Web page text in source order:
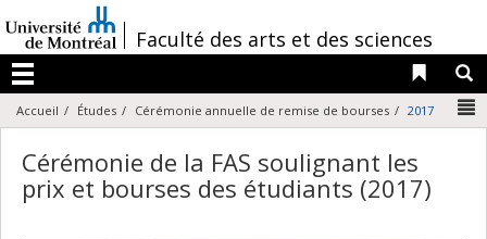
au
contenu
/Faculté des arts et des sciences
Menu
Liens
Accueil Études Cérémonie annuelle de remise de bourses 2017
Cérémonie de la FAS soulignant les
prix et bourses des étudiants (2017)